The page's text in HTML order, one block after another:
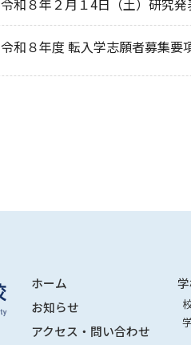
令和８年度 転入学志願者募集要
ホーム
お知らせ
アクセス・問い合わせ